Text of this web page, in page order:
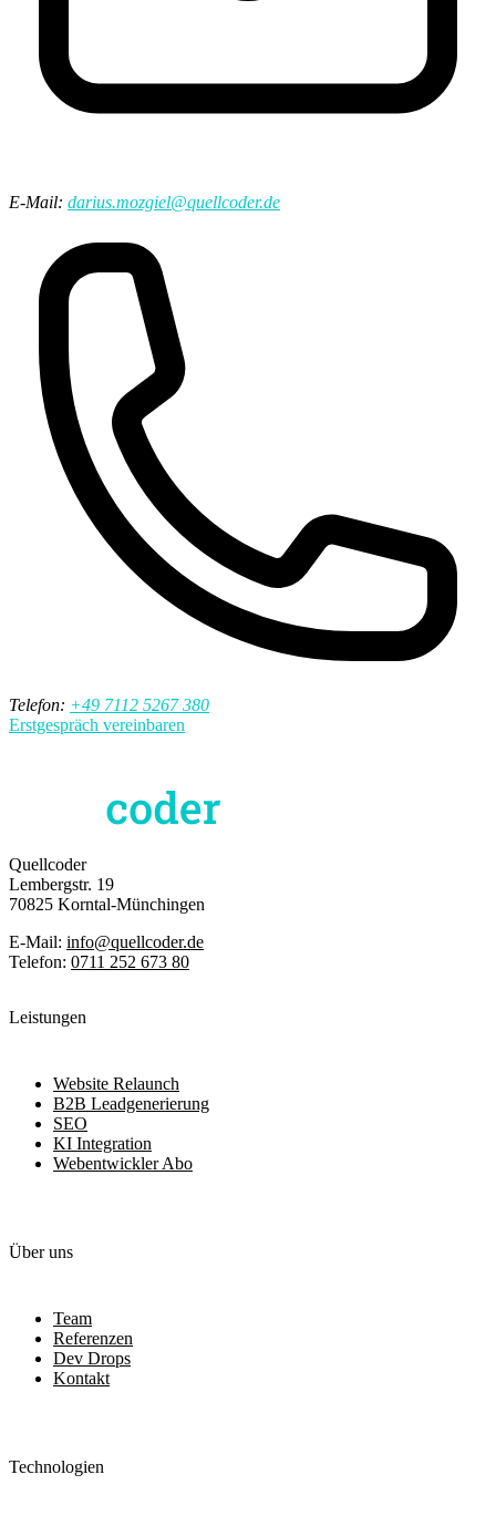
E-Mail: darius.mozgiel@quellcoder.de
Telefon: +49 7112 5267 380
Erstgespräch vereinbaren
Quellcoder
Lembergstr. 19
70825 Korntal-Münchingen
E-Mail: info@quellcoder.de
Telefon: 0711 252 673 80
Leistungen
Website Relaunch
B2B Leadgenerierung
SEO
KI Integration
Webentwickler Abo
Über uns
Team
Referenzen
Dev Drops
Kontakt
Technologien